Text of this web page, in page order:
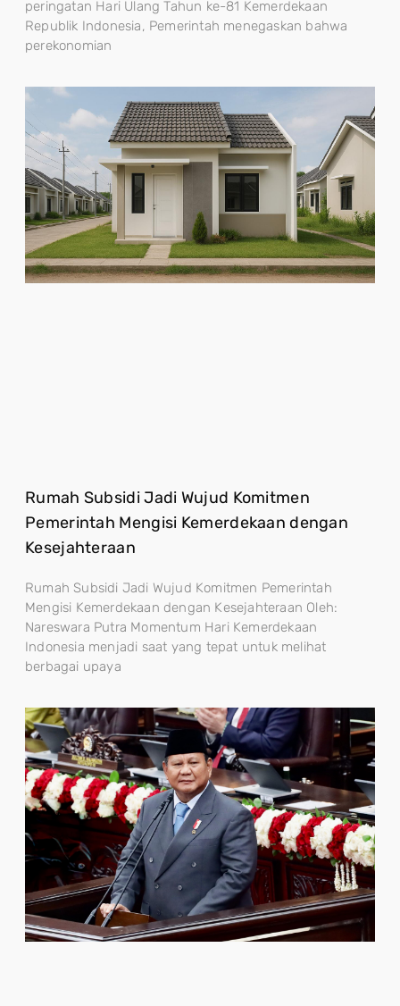
peringatan Hari Ulang Tahun ke-81 Kemerdekaan
Republik Indonesia, Pemerintah menegaskan bahwa
perekonomian
Rumah Subsidi Jadi Wujud Komitmen
Pemerintah Mengisi Kemerdekaan dengan
Kesejahteraan
Rumah Subsidi Jadi Wujud Komitmen Pemerintah
Mengisi Kemerdekaan dengan Kesejahteraan Oleh:
Nareswara Putra Momentum Hari Kemerdekaan
Indonesia menjadi saat yang tepat untuk melihat
berbagai upaya